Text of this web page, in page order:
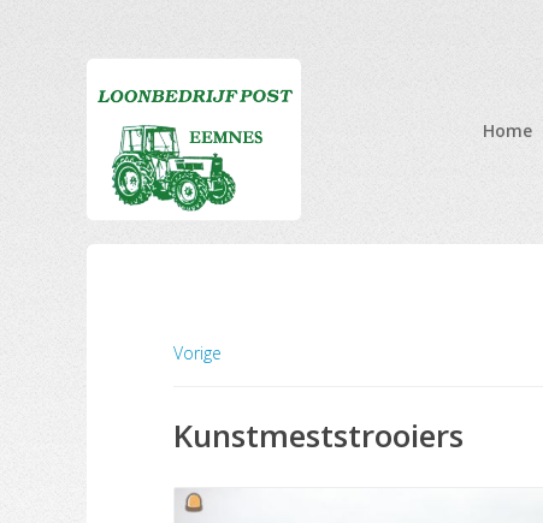
Home
Vorige
Kunstmeststrooiers